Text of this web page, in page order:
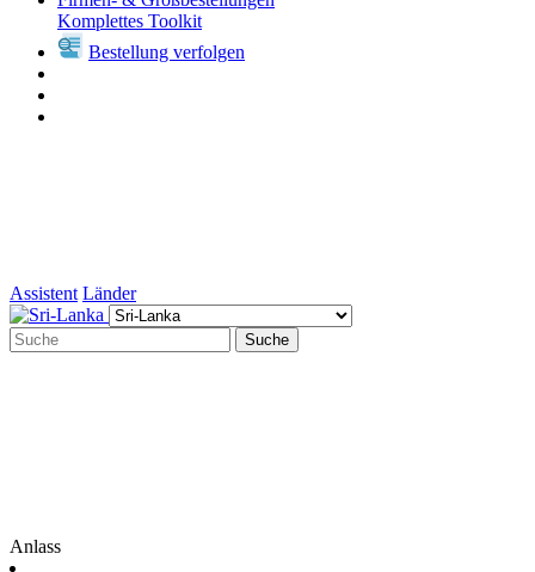
Komplettes Toolkit
Bestellung verfolgen
Assistent Länder
Suche
Anlass